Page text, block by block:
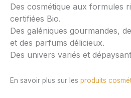
Des cosmétique aux formules
certifiées Bio.
Des galéniques gourmandes,
et des parfums délicieux.
Des univers variés et
En savoir plus sur les produits